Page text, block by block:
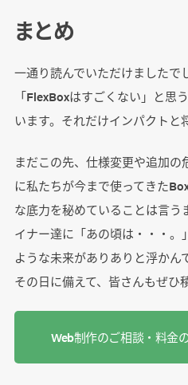
まとめ
一通り読んでいただけましたで
「FlexBoxはすごくない」と思
います。それだけインパクトと
まだこの先、仕様変更や追加
に私たちが今まで使ってきた
な底力を秘めていることは言
イナー達に「あの頃は・・・。
ような未来がありありと浮かん
その日に備えて、皆さんもぜひ
Web制作のご相談・料金